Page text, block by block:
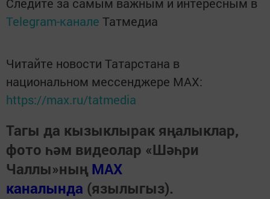
Следите за самым важным и интересным в
Telegram-канале Татмедиа
Читайте новости Татарстана в
национальном мессенджере MАХ:
https://max.ru/tatmedia
Тагы да кызыклырак яңалыклар,
фото һәм видеолар «Шәһри
Чаллы»ның MAX
каналында (язылыгыз).